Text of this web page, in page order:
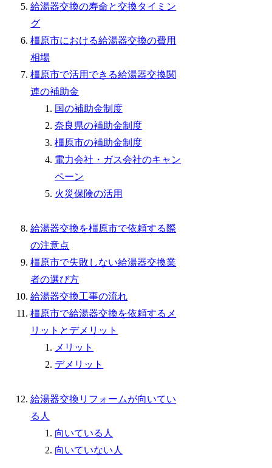
給湯器交換の寿命と交換タイミン
グ
橿原市における給湯器交換の費用
相場
橿原市で活用できる給湯器交換関
連の補助金
国の補助金制度
奈良県の補助金制度
橿原市の補助金制度
電力会社・ガス会社のキャン
ペーン
火災保険の活用
給湯器交換を橿原市で依頼する際
の注意点
橿原市で失敗しない給湯器交換業
者の選び方
給湯器交換工事の流れ
橿原市で給湯器交換を依頼するメ
リットとデメリット
メリット
デメリット
給湯器交換リフォームが向いてい
る人
向いている人
向いていない人